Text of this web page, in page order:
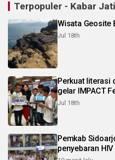
Terpopuler - Kabar
Wisata Geosite
Jul 18th
Perkuat literasi
gelar IMPACT
Jul 18th
Pemkab
penyebaran HIV